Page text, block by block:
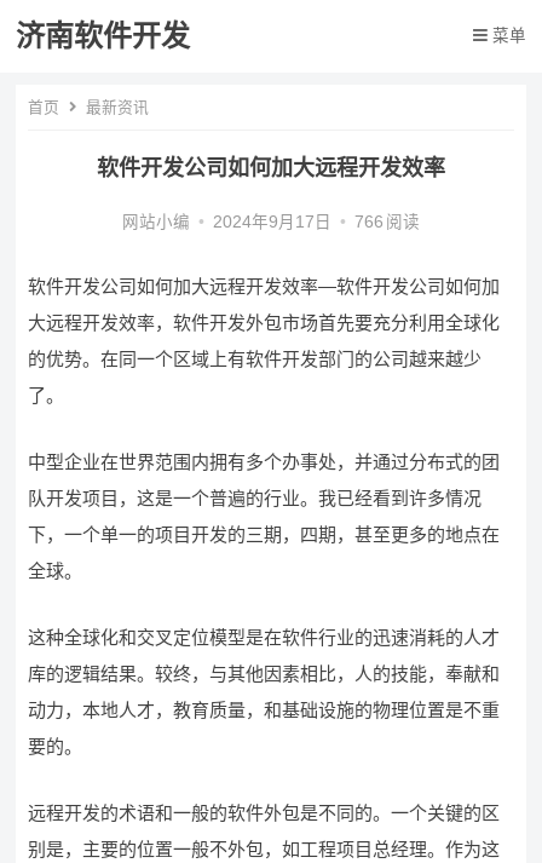
济南软件开发 菜单
首页 最新资讯
软件开发公司如何加大远程开发效率
网站小编 • 2024年9月17日 • 766 阅读
软件开发公司如何加大远程开发效率—软件开发公司如何加
大远程开发效率，软件开发外包市场首先要充分利用全球化
的优势。在同一个区域上有软件开发部门的公司越来越少
了。
中型企业在世界范围内拥有多个办事处，并通过分布式的团
队开发项目，这是一个普遍的行业。我已经看到许多情况
下，一个单一的项目开发的三期，四期，甚至更多的地点在
全球。
这种全球化和交叉定位模型是在软件行业的迅速消耗的人才
库的逻辑结果。较终，与其他因素相比，人的技能，奉献和
动力，本地人才，教育质量，和基础设施的物理位置是不重
要的。
远程开发的术语和一般的软件外包是不同的。一个关键的区
别是，主要的位置一般不外包，如工程项目总经理。作为这